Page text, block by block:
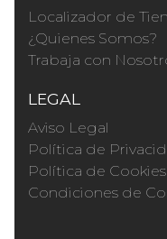
Localizador de
¿Quienes Somos?
Trabaja con
LEGAL
Aviso Legal
Política de
Política de Cookies
Condiciones de